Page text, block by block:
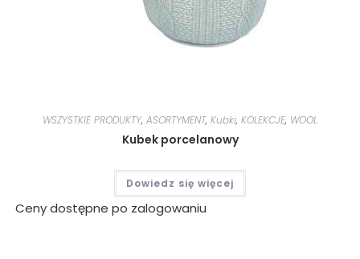
WSZYSTKIE PRODUKTY, ASORTYMENT, Kubki, KOLEKCJE, WOOL
Kubek porcelanowy
Dowiedz się więcej
Ceny dostępne po zalogowaniu